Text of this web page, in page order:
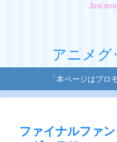
Just
アニメグ
「本ページはプロ
ファイナルファ